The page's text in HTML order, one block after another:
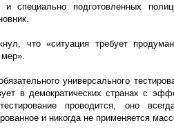
и специально подготовленных
что «ситуация требует
универсального
в демократических странах с
проводится, оно
и никогда не применяется